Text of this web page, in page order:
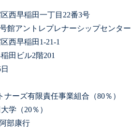
西早稲田一丁目22番3号
館アントレプレナーシップセンター
西早稲田1-21-1
田ビル2階201
ナーズ有限責任事業組合（80％）
学（20％）
部康行